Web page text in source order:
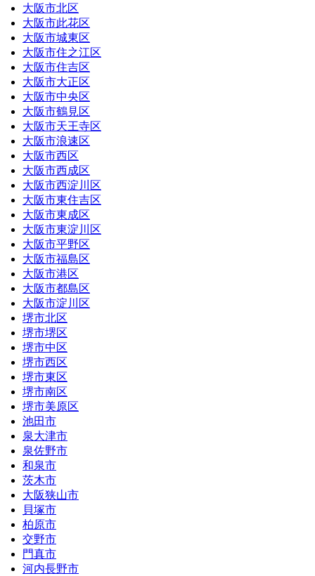
大阪市北区
大阪市此花区
大阪市城東区
大阪市住之江区
大阪市住吉区
大阪市大正区
大阪市中央区
大阪市鶴見区
大阪市天王寺区
大阪市浪速区
大阪市西区
大阪市西成区
大阪市西淀川区
大阪市東住吉区
大阪市東成区
大阪市東淀川区
大阪市平野区
大阪市福島区
大阪市港区
大阪市都島区
大阪市淀川区
堺市北区
堺市堺区
堺市中区
堺市西区
堺市東区
堺市南区
堺市美原区
池田市
泉大津市
泉佐野市
和泉市
茨木市
大阪狭山市
貝塚市
柏原市
交野市
門真市
河内長野市